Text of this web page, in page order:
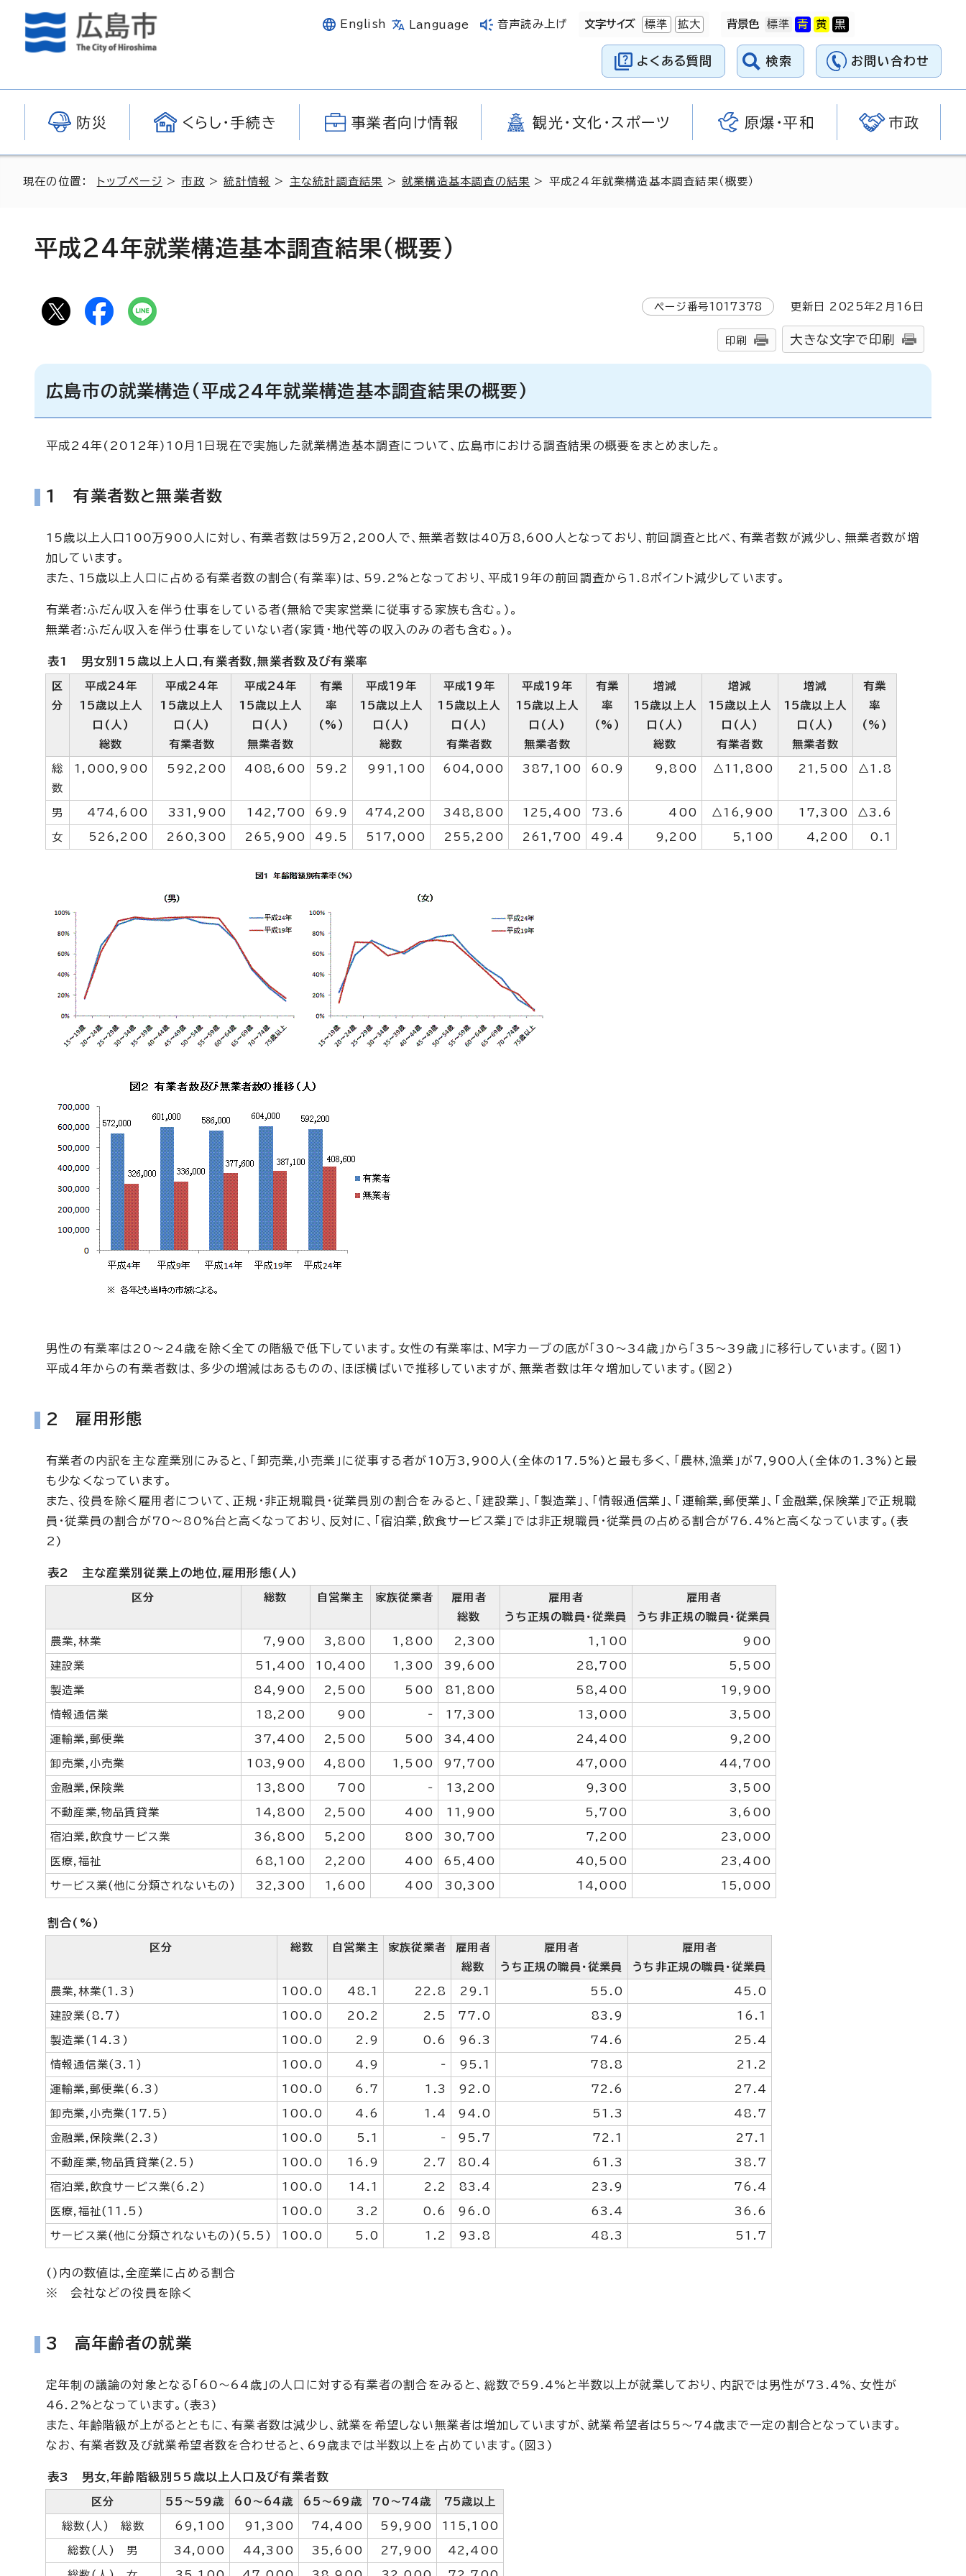
English Language 音声読み上げ 文字サイズ 標準 拡大 背景色
よくある質問 検索 お問い合わせ
防災 くらし・手続き 事業者向け情報 観光・文化・スポーツ 原爆・平和 市政
現在の位置： トップページ >市政 >統計情報 > 主な統計調査結果 >就業構造基本調査の結果 > 平成24年就業構造基本調査結果（概要）
平成24年就業構造基本調査結果（概要）
ページ番号1017378 更新日 2025年2月 16 日
印刷 大きな文字で印刷
広島市の就業構造(平成24年就業構造基本調査結果の概要)
平成24年(2012年)10月1日現在で実施した就業構造基本調査について、広島市における調査結果の概要をまとめました。
1 有業者数と無業者数
15歳以上人口100万900人に対し、有業者数は59万2,200人で、無業者数は40万8,600人となっており、前回調査と比べ、有業者数が減少し、無業者数が増
加しています。
また、15歳以上人口に占める有業者数の割合(有業率)は、59.2%となっており、平成19年の前回調査から1.8ポイント減少しています。
有業者:ふだん収入を伴う仕事をしている者(無給で実家営業に従事する家族も含む。)。
無業者:ふだん収入を伴う仕事をしていない者(家賃・地代等の収入のみの者も含む。)。
表1 男女別15歳以上人口,有業者数,無業者数及び有業率
区
分
平成24年
15歳以上人
口(人)
総数
平成24年
15歳以上人
口(人)
有業者数
平成24年
15歳以上人
口(人)
無業者数
有業
率
(%)
平成19年
15歳以上人
口(人)
総数
平成19年
15歳以上人
口(人)
有業者数
平成19年
15歳以上人
口(人)
無業者数
有業
率
(%)
増減
15歳以上人
口(人)
総数
増減
15歳以上人
口(人)
有業者数
増減
15歳以上人
口(人)
無業者数
有業
率
(%)
総
数
1,000,900 592,200 408,600 59.2 991,100 604,000 387,100 60.9 9,800 △11,800 21,500 △1.8
男 474,600 331,900 142,700 69.9 474,200 348,800 125,400 73.6 400 △16,900 17,300 △3.6
女 526,200 260,300 265,900 49.5 517,000 255,200 261,700 49.4 9,200 5,100 4,200 0.1
男性の有業率は20～24歳を除く全ての階級で低下しています。女性の有業率は、M字カーブの底が「30～34歳」から「35～39歳」に移行しています。(図1)
平成4年からの有業者数は、多少の増減はあるものの、ほぼ横ばいで推移していますが、無業者数は年々増加しています。(図2)
2 雇用形態
有業者の内訳を主な産業別にみると、「卸売業,小売業」に従事する者が10万3,900人(全体の17.5%)と最も多く、「農林,漁業」が7,900人(全体の1.3%)と最
も少なくなっています。
また、役員を除く雇用者について、正規・非正規職員・従業員別の割合をみると、「建設業」、「製造業」、「情報通信業」、「運輸業,郵便業」、「金融業,保険業」で正規職
員・従業員の割合が70～80%台と高くなっており、反対に、「宿泊業,飲食サービス業」では非正規職員・従業員の占める割合が76.4%と高くなっています。(表
2)
表2 主な産業別従業上の地位,雇用形態(人)
区分 総数 自営業主 家族従業者
雇用者
総数
雇用者
うち正規の職員・従業員
雇用者
うち非正規の職員・従業員
農業,林業 7,900 3,800 1,800 2,300 1,100 900
建設業 51,400 10,400 1,300 39,600 28,700 5,500
製造業 84,900 2,500 500 81,800 58,400 19,900
情報通信業 18,200 900 ‐ 17,300 13,000 3,500
運輸業,郵便業 37,400 2,500 500 34,400 24,400 9,200
卸売業,小売業 103,900 4,800 1,500 97,700 47,000 44,700
金融業,保険業 13,800 700 ‐ 13,200 9,300 3,500
不動産業,物品賃貸業 14,800 2,500 400 11,900 5,700 3,600
宿泊業,飲食サービス業 36,800 5,200 800 30,700 7,200 23,000
医療,福祉 68,100 2,200 400 65,400 40,500 23,400
サービス業(他に分類されないもの) 32,300 1,600 400 30,300 14,000 15,000
割合(%)
区分 総数 自営業主 家族従業者
雇用者
総数
雇用者
うち正規の職員・従業員
雇用者
うち非正規の職員・従業員
農業,林業(1.3) 100.0 48.1 22.8 29.1 55.0 45.0
建設業(8.7) 100.0 20.2 2.5 77.0 83.9 16.1
製造業(14.3) 100.0 2.9 0.6 96.3 74.6 25.4
情報通信業(3.1) 100.0 4.9 ‐ 95.1 78.8 21.2
運輸業,郵便業(6.3) 100.0 6.7 1.3 92.0 72.6 27.4
卸売業,小売業(17.5) 100.0 4.6 1.4 94.0 51.3 48.7
金融業,保険業(2.3) 100.0 5.1 ‐ 95.7 72.1 27.1
不動産業,物品賃貸業(2.5) 100.0 16.9 2.7 80.4 61.3 38.7
宿泊業,飲食サービス業(6.2) 100.0 14.1 2.2 83.4 23.9 76.4
医療,福祉(11.5) 100.0 3.2 0.6 96.0 63.4 36.6
サービス業(他に分類されないもの)(5.5) 100.0 5.0 1.2 93.8 48.3 51.7
()内の数値は,全産業に占める割合
※ 会社などの役員を除く
3 高年齢者の就業
定年制の議論の対象となる「60～64歳」の人口に対する有業者の割合をみると、総数で59.4%と半数以上が就業しており、内訳では男性が73.4%、女性が
46.2%となっています。(表3)
また、年齢階級が上がるとともに、有業者数は減少し、就業を希望しない無業者は増加していますが、就業希望者は55～74歳まで一定の割合となっています。
なお、有業者数及び就業希望者数を合わせると、69歳までは半数以上を占めています。(図3)
表3 男女,年齢階級別55歳以上人口及び有業者数
区分 55～59歳 60～64歳 65～69歳 70～74歳 75歳以上
総数(人) 総数 69,100 91,300 74,400 59,900 115,100
総数(人) 男 34,000 44,300 35,600 27,900 42,400